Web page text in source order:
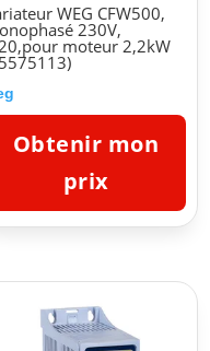
WEG CFW500,
230V,
moteur 2,2kW
Obtenir mon
prix